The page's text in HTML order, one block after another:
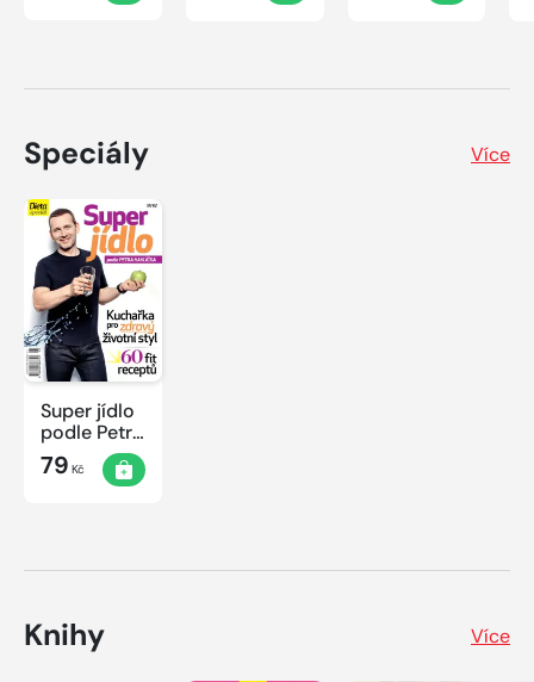
Speciály Více
Super jídlo
podle Petra
Havlíčka
79 Kč
Knihy Více